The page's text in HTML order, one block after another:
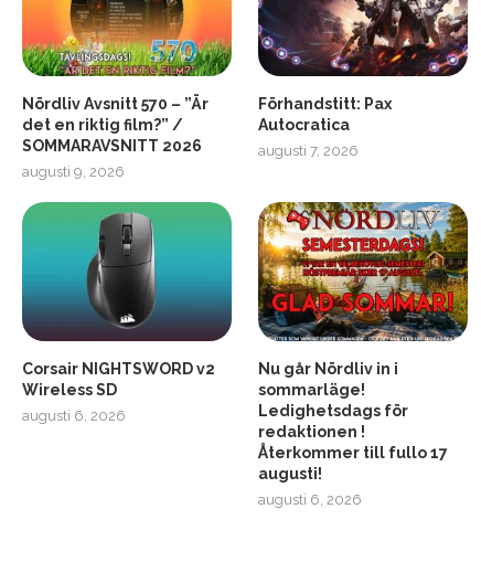
Nördliv Avsnitt 570 – ”Är
det en riktig film?” /
SOMMARAVSNITT 2026
augusti 9, 2026
Förhandstitt: Pax
Autocratica
augusti 7, 2026
Corsair NIGHTSWORD v2
Wireless SD
augusti 6, 2026
Nu går Nördliv in i
sommarläge!
Ledighetsdags för
redaktionen !
Återkommer till fullo 17
augusti!
augusti 6, 2026
Soundcore Liberty 5 Pro